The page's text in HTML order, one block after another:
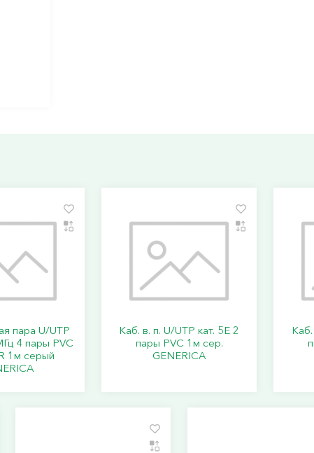
пара U/UTP
4 пары PVC
1м серый
Каб. в. п. U/UTP кат. 5E 2
пары PVC 1м сер.
GENERICA